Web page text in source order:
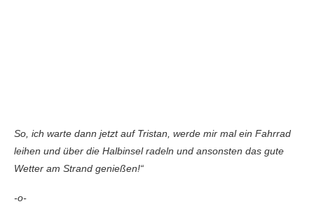
So, ich warte dann jetzt auf Tristan, werde mir mal ein Fahrrad
leihen und über die Halbinsel radeln und ansonsten das gute
Wetter am Strand genießen!“
-o-